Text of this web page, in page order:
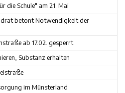
die Schule" am 21. Mai
betont Notwendigkeit der
ab 17.02. gesperrt
Substanz erhalten
im Münsterland